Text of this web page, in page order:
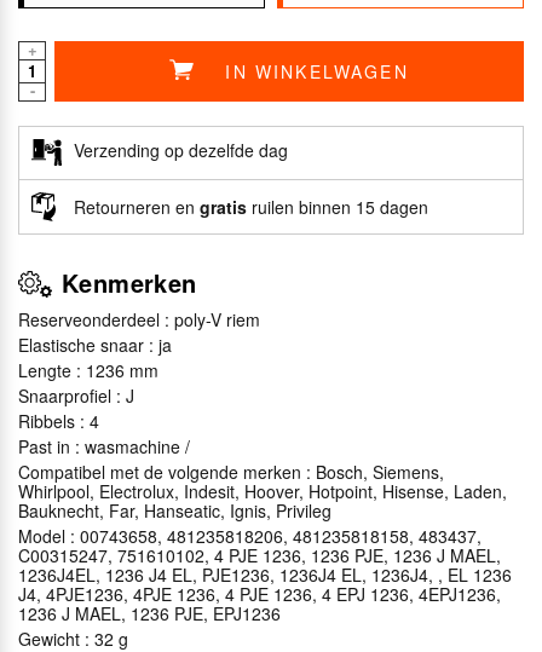
★★★★★
★★★★★ ★★★★★
★★★★★
+
-
IN WINKELWAGEN
Verzending op dezelfde dag
Retourneren en gratis ruilen binnen 15 dagen
Kenmerken
Reserveonderdeel : poly-V riem
Elastische snaar : ja
Lengte : 1236 mm
Snaarprofiel : J
Ribbels : 4
Past in : wasmachine /
Compatibel met de volgende merken : Bosch, Siemens,
Whirlpool, Electrolux, Indesit, Hoover, Hotpoint, Hisense, Laden,
Bauknecht, Far, Hanseatic, Ignis, Privileg
Model : 00743658, 481235818206, 481235818158, 483437,
C00315247, 751610102, 4 PJE 1236, 1236 PJE, 1236 J MAEL,
1236J4EL, 1236 J4 EL, PJE1236, 1236J4 EL, 1236J4, , EL 1236
J4, 4PJE1236, 4PJE 1236, 4 PJE 1236, 4 EPJ 1236, 4EPJ1236,
1236 J MAEL, 1236 PJE, EPJ1236
Gewicht : 32 g